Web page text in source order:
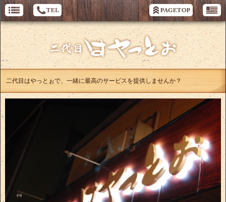
二代目はやっとぉで、一緒に最高のサービスを提供しませんか？